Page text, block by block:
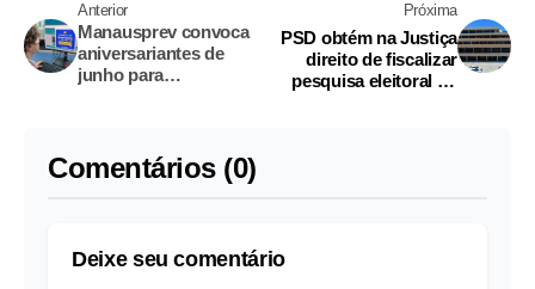
Anterior
Manausprev convoca
aniversariantes de
junho para
Próxima
PSD obtém na Justiça
direito de fiscalizar
pesquisa eleitoral do
Comentários (0)
Deixe seu comentário